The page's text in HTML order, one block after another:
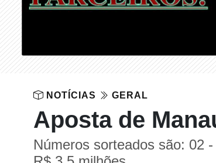
NOTÍCIAS GERAL
Aposta de
Números sorteados são: 02